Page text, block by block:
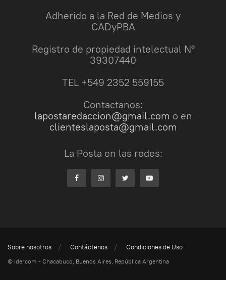
Adherido a la Red de Medios y
CADyPBA
Registro de propiedad intelectual N°
39307440
TEL +549 2352 559155
Contactanos:
lapostaredaccion@gmail.com o en
clienteslaposta@gmail.com
La Posta en las redes:
Sobre nosotros Contáctenos Condiciones de Uso
© Idercom - Chacabuco, Buenos Aires, República Argentina